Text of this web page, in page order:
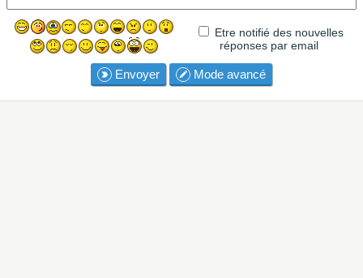
Etre notifié des nouvelles
réponses par email
Envoyer Mode avancé